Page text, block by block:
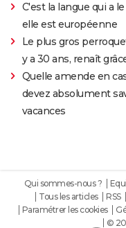
C'est la langue qui a
elle est européenne
Le plus gros
y a 30 ans, renaît
Quelle amende en
devez absolument
vacances
Qui sommes-nous ?
Tous les articles
RSS
Paramétrer les cookies
©